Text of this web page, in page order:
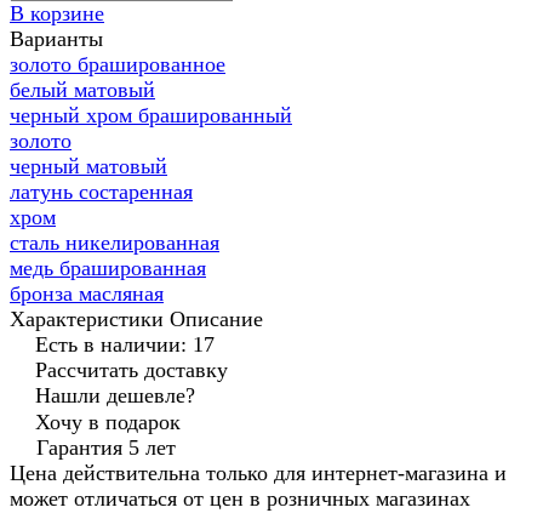
В корзине
Варианты
золото брашированное
белый матовый
черный хром брашированный
золото
черный матовый
латунь состаренная
хром
сталь никелированная
медь брашированная
бронза масляная
Характеристики Описание
Есть в наличии: 17
Рассчитать доставку
Нашли дешевле?
Хочу в подарок
Гарантия 5 лет
Цена действительна только для интернет-магазина и
может отличаться от цен в розничных магазинах